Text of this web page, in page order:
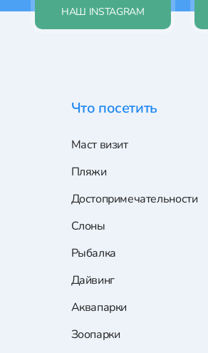
НАШ INSTAGRAM
Что посетить
Маст визит
Пляжи
Достопримечательности
Слоны
Рыбалка
Дайвинг
Аквапарки
Зоопарки